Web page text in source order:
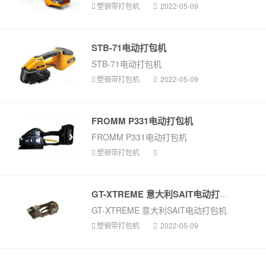
塑钢带打包机 2022-05-09
STB-71电动打包机
STB-71电动打包机
塑钢带打包机 2022-05-09
FROMM P331电动打包机
FROMM P331电动打包机
塑钢带打包机
GT-XTREME 意大利SAIT电动打包机
GT-XTREME 意大利SAIT电动打包机
塑钢带打包机 2022-05-09